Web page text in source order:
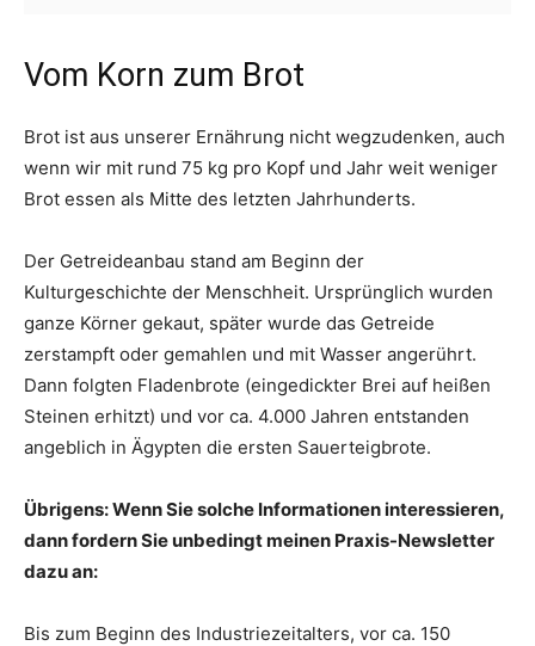
Vom Korn zum Brot
Brot ist aus unserer Ernährung nicht wegzudenken, auch
wenn wir mit rund 75 kg pro Kopf und Jahr weit weniger
Brot essen als Mitte des letzten Jahrhunderts.
Der Getreideanbau stand am Beginn der
Kulturgeschichte der Menschheit. Ursprünglich wurden
ganze Körner gekaut, später wurde das Getreide
zerstampft oder gemahlen und mit Wasser angerührt.
Dann folgten Fladenbrote (eingedickter Brei auf heißen
Steinen erhitzt) und vor ca. 4.000 Jahren entstanden
angeblich in Ägypten die ersten Sauerteigbrote.
Übrigens: Wenn Sie solche Informationen interessieren,
dann fordern Sie unbedingt meinen Praxis-Newsletter
dazu an:
Bis zum Beginn des Industriezeitalters, vor ca. 150